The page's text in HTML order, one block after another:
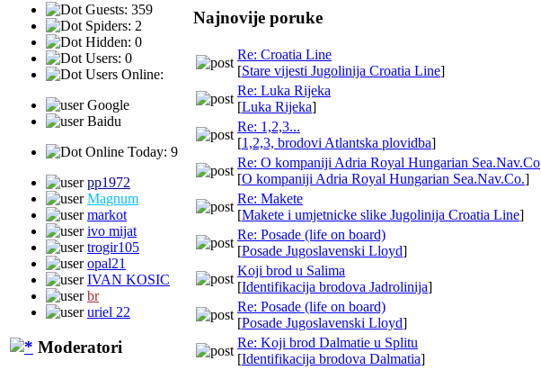
Guests: 359
Spiders: 2
Hidden: 0
Users: 0
Users Online:
Google
Baidu
Online Today: 9
pp1972
Magnum
markot
ivo mijat
trogir105
opal21
IVAN KOSIC
br
uriel 22
Moderatori
Najnovije poruke
Re: Croatia Line
[Stare vijesti Jugolinija Croatia Line]
Re: Luka Rijeka
[Luka Rijeka]
Re: 1,2,3...
[1,2,3, brodovi Atlantska plovidba]
Re: O kompaniji Adria Royal Hungarian Sea.Nav.Co
[O kompaniji Adria Royal Hungarian Sea.Nav.Co.]
Re: Makete
[Makete i umjetnicke slike Jugolinija Croatia Line]
Re: Posade (life on board)
[Posade Jugoslavenski Lloyd]
Koji brod u Salima
[Identifikacija brodova Jadrolinija]
Re: Posade (life on board)
[Posade Jugoslavenski Lloyd]
Re: Koji brod Dalmatie u Splitu
[Identifikacija brodova Dalmatia]